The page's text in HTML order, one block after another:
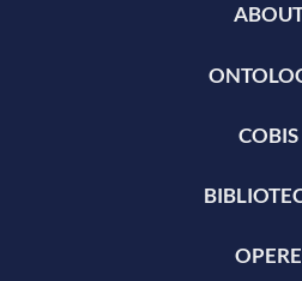
COBIS
OPERE